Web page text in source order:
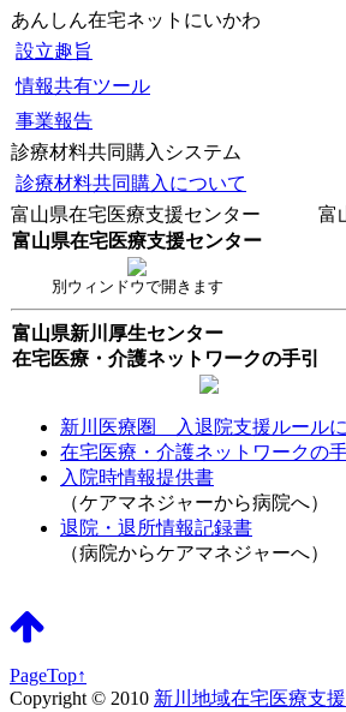
あんしん在宅ネットにいかわ
設立趣旨
情報共有ツール
事業報告
診療材料共同購入システム
診療材料共同購入について
富山県在宅医療支援センター 富山
富山県在宅医療支援センター
別ウィンドウで開きます
富山県新川厚生センター
在宅医療・介護ネットワークの手引
新川医療圏 入退院支援ルール
在宅医療・介護ネットワークの
入院時情報提供書
（ケアマネジャーから病院へ）
退院・退所情報記録書
（病院からケアマネジャーへ）
PageTop↑
Copyright © 2010 新川地域在宅医療支